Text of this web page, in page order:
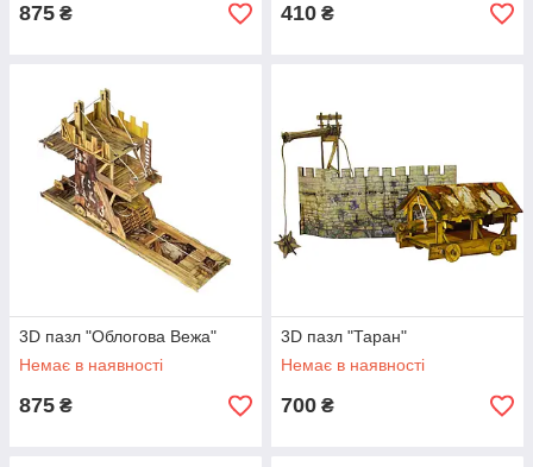
875 ₴ 410 ₴
3D пазл "Облогова Вежа"
Немає в наявності
875 ₴
3D пазл "Таран"
Немає в наявності
700 ₴